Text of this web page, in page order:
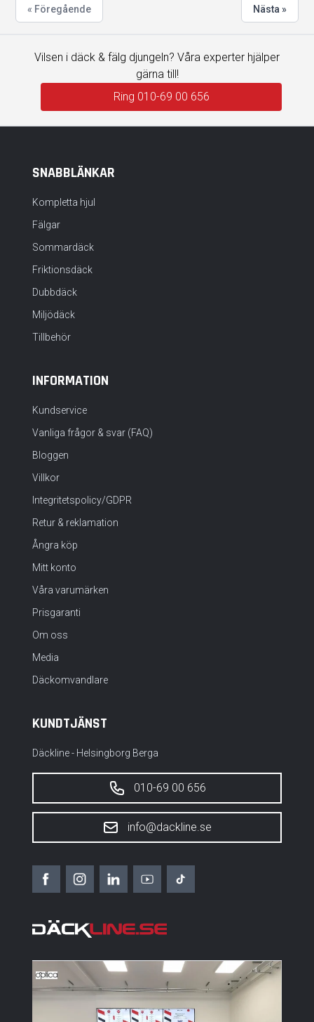
« Föregående Nästa »
Vilsen i däck & fälg djungeln? Våra experter hjälper
gärna till!
Ring 010-69 00 656
SNABBLÄNKAR
Kompletta hjul
Fälgar
Sommardäck
Friktionsdäck
Dubbdäck
Miljödäck
Tillbehör
INFORMATION
Kundservice
Vanliga frågor & svar (FAQ)
Bloggen
Villkor
Integritetspolicy/GDPR
Retur & reklamation
Ångra köp
Mitt konto
Våra varumärken
Prisgaranti
Om oss
Media
Däckomvandlare
KUNDTJÄNST
Däckline - Helsingborg Berga
010-69 00 656
info@dackline.se